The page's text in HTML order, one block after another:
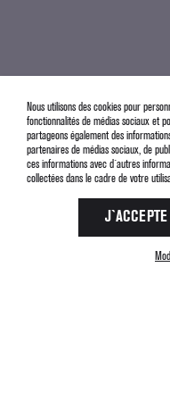
SKI DE TRAVESIA
Nous utilisons des cookies pour
fonctionnalités de médias sociaux et
partageons également des
partenaires de médias sociaux, de
ces informations avec d`autres
collectées dans le cadre de votre
J`ACCEPTE